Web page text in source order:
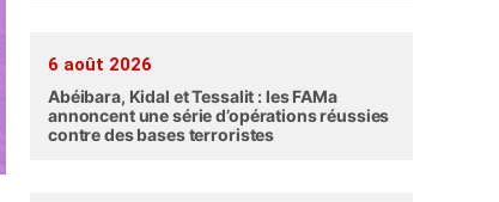
6 août 2026
Abéibara, Kidal et Tessalit : les FAMa
annoncent une série d’opérations réussies
contre des bases terroristes